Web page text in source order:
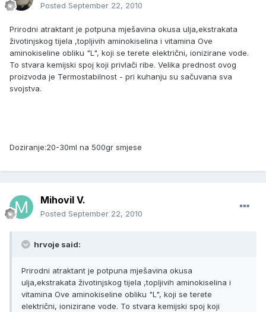
Posted September 22, 2010
Prirodni atraktant je potpuna mješavina okusa ulja,ekstrakata
životinjskog tijela ,topljivih aminokiselina i vitamina Ove
aminokiseline obliku "L", koji se terete električni, ionizirane vode.
To stvara kemijski spoj koji privlači ribe. Velika prednost ovog
proizvoda je Termostabilnost - pri kuhanju su sačuvana sva
svojstva.
Doziranje:20-30ml na 500gr smjese
Mihovil V.
Posted September 22, 2010
hrvoje said:
Prirodni atraktant je potpuna mješavina okusa
ulja,ekstrakata životinjskog tijela ,topljivih aminokiselina i
vitamina Ove aminokiseline obliku "L", koji se terete
električni, ionizirane vode. To stvara kemijski spoj koji